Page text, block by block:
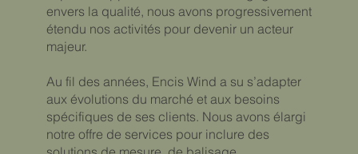
envers la qualité, nous avons progressivement
étendu nos activités pour devenir un acteur
majeur.
Au fil des années, Encis Wind a su s’adapter
aux évolutions du marché et aux besoins
spécifiques de ses clients. Nous avons élargi
notre offre de services pour inclure des